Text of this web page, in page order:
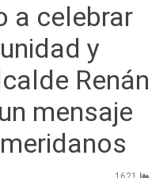
a celebrar
y
Renán
mensaje